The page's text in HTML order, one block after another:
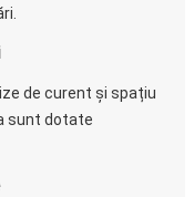
de curent și spațiu
sunt dotate